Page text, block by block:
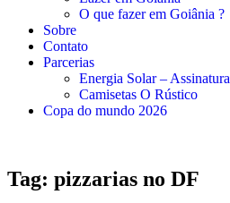
O que fazer em Goiânia ?
Sobre
Contato
Parcerias
Energia Solar – Assinatura
Camisetas O Rústico
Copa do mundo 2026
Tag: pizzarias no DF